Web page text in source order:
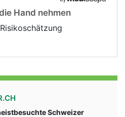
Hand nehmen
Schweizer